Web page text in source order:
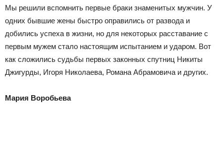
Мы решили вспомнить первые браки знаменитых мужчин. У
одних бывшие жены быстро оправились от развода и
добились успеха в жизни, но для некоторых расставание с
первым мужем стало настоящим испытанием и ударом. Вот
как сложились судьбы первых законных спутниц Никиты
Джигурды, Игоря Николаева, Романа Абрамовича и других.
Мария Воробьева